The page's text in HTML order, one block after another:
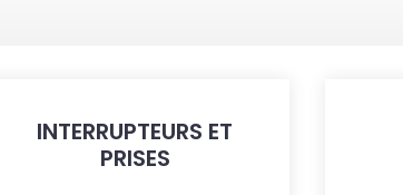
INTERRUPTEURS ET
PRISES